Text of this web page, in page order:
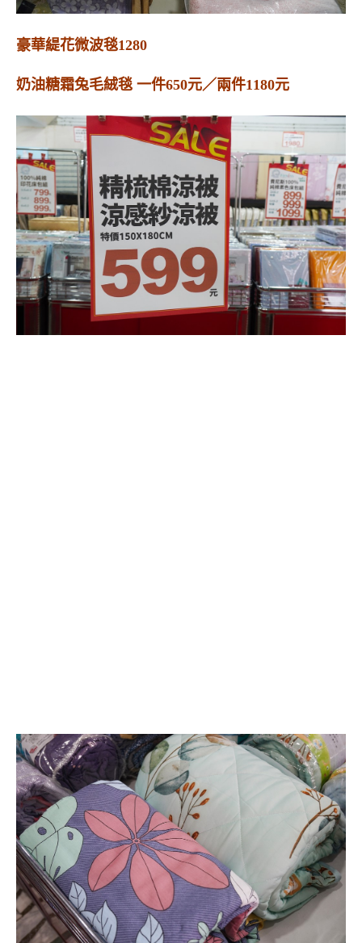
豪華緹花微波毯1280
奶油糖霜兔毛絨毯 一件650元／兩件1180元